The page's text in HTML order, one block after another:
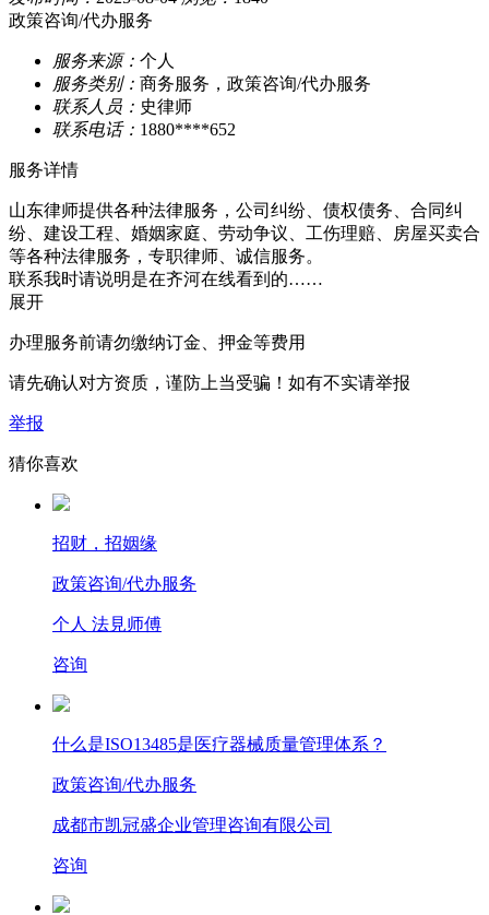
政策咨询/代办服务
服务来源： 个人
服务类别： 商务服务，政策咨询/代办服务
联系人员： 史律师
联系电话： 1880****652
服务详情
山东律师提供各种法律服务，公司纠纷、债权债务、合同纠
纷、建设工程、婚姻家庭、劳动争议、工伤理赔、房屋买卖合
等各种法律服务，专职律师、诚信服务。
联系我时请说明是在齐河在线看到的……
展开
办理服务前请勿缴纳订金、押金等费用
请先确认对方资质，谨防上当受骗！如有不实请举报
举报
猜你喜欢
招财，招姻缘
政策咨询/代办服务
个人 法見师傅
咨询
什么是ISO13485是医疗器械质量管理体系？
政策咨询/代办服务
成都市凯冠盛企业管理咨询有限公司
咨询